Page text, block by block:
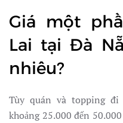
Giá một
Lai tại Đà
nhiêu?
Tùy quán và topping
khoảng 25.000 đến